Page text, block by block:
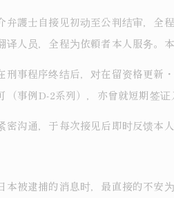
弁護士自接见初动至公判结审，全
译人员，全程为依頼者本人服务。
刑事程序终结后，对在留资格更新
（事例D-2系列），亦曾就短期签
密沟通，于每次接见后即时反馈本
本被逮捕的消息时，最直接的不